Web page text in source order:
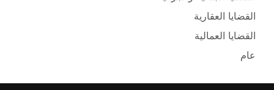
القضايا العقارية
القضايا العمالية
عام